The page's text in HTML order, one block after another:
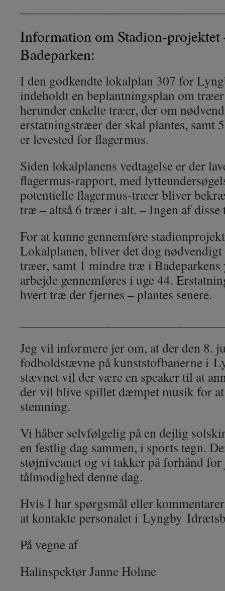
Information om Stadion-
Badeparken:
I den godkendte lokalplan 307 for
indeholdt en beplantningsplan om
herunder enkelte træer, der om
erstatningstræer der skal plantes, samt
er levested for flagermus.
Siden lokalplanens vedtagelse er der
flagermus-rapport, med
potentielle flagermus-træer bliver
træ – altså 6 træer i alt. – Ingen af
For at kunne gennemføre
Lokalplanen, bliver det dog
træer, samt 1 mindre træ i Badeparkens
arbejde gennemføres i uge 44.
hvert træ der fjernes – plantes senere.
Jeg vil informere jer om, at der den 8.
fodboldstævne på kunststofbanerne i
stævnet vil der være en speaker til at
der vil blive spillet dæmpet musik for at
stemning.
Vi håber selvfølgelig på en dejlig
en festlig dag sammen, i sports tegn.
støjniveauet og vi takker på forhånd for
tålmodighed denne dag.
Hvis I har spørgsmål eller
at kontakte personalet i Lyngby
På vegne af
Halinspektør Janne Holme